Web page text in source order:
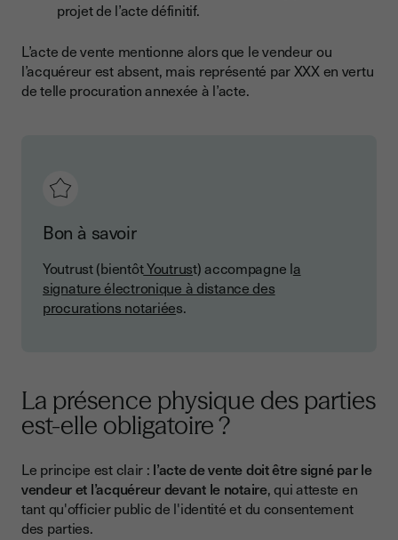
projet de l’acte définitif.
L’acte de vente mentionne alors que le vendeur ou
l’acquéreur est absent, mais représenté par XXX en vertu
de telle procuration annexée à l’acte.
Bon à savoir
Youtrust (bientôtYoutrust) accompagne la
signature électronique à distance des
procurations notariées.
La présence physique des parties
est-elle obligatoire ?
Le principe est clair : l’acte de vente doit être signé par le
vendeur et l’acquéreur devant le notaire, qui atteste en
tant qu'officier public de l'identité et du consentement
des parties.